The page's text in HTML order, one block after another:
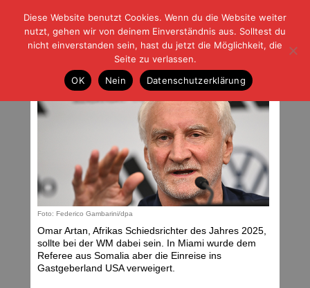
| | |BLOG-GFußball und der Rest
HOME|REGELN|IMPRESSUM |DATENSCHUTZ
„Das ist nicht schön“
Mittwoch, 10.06.26 | 05:00 Uhr
Foto: Federico Gambarini/dpa
Omar Artan, Afrikas Schiedsrichter des Jahres 2025,
sollte bei der WM dabei sein. In Miami wurde dem
Referee aus Somalia aber die Einreise ins
Gastgeberland USA verweigert.
Diese Website benutzt Cookies. Wenn du die Website weiter
nutzt, gehen wir von deinem Einverständnis aus. Solltest du
nicht einverstanden sein, hast du jetzt die Möglichkeit, die
Seite zu verlassen.
OK
Nein Datenschutzerklärung